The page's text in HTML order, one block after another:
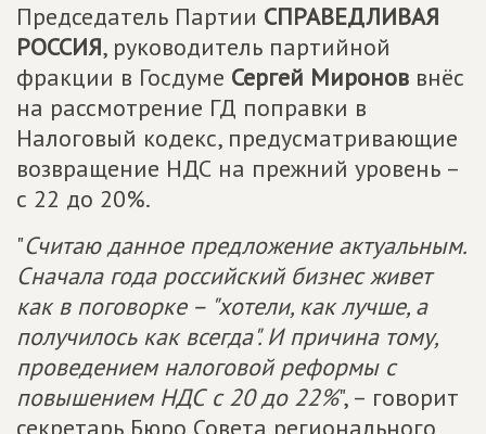
Председатель Партии СПРАВЕДЛИВАЯ
РОССИЯ, руководитель партийной
фракции в Госдуме Сергей Миронов внёс
на рассмотрение ГД поправки в
Налоговый кодекс, предусматривающие
возвращение НДС на прежний уровень –
с 22 до 20%.
"Считаю данное предложение актуальным.
Сначала года российский бизнес живет
как в поговорке – "хотели, как лучше, а
получилось как всегда". И причина тому,
проведением налоговой реформы с
повышением НДС с 20 до 22%", – говорит
секретарь Бюро Совета регионального